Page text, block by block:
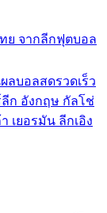
ทย จากลีกฟุตบอล
ลบอลสดรวดเร็ว
ก อังกฤษ กัลโช่
เยอรมัน ลีกเอิง